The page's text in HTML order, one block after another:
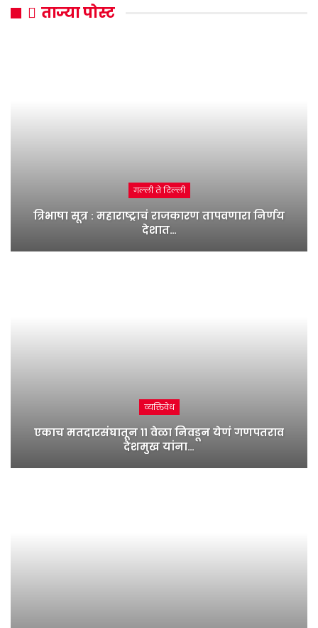
ताज्या पोस्ट
गल्ली ते दिल्ली
त्रिभाषा सूत्र : महाराष्ट्राचं राजकारण तापवणारा निर्णय
देशात…
व्यक्तिवेध
एकाच मतदारसंघातून ११ वेळा निवडून येणं गणपतराव
देशमुख यांना…